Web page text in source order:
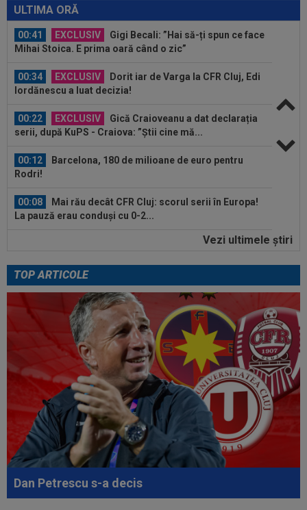
ULTIMA ORĂ
gata să renunțe la CFR și să preia alt club...
00:41 EXCLUSIV
Gigi Becali: ”Hai să-ți spun ce face
Mihai Stoica. E prima oară când o zic”
00:34 EXCLUSIV
Dorit iar de Varga la CFR Cluj, Edi
Iordănescu a luat decizia!
00:22 EXCLUSIV
Gică Craioveanu a dat declarația
serii, după KuPS - Craiova: ”Știi cine mă...
00:12
Barcelona, 180 de milioane de euro pentru
Rodri!
00:08
Mai rău decât CFR Cluj: scorul serii în Europa!
La pauză erau conduși cu 0-2...
Folha, OUT de la CFR Cluj după
23:52 EXCLUSIV
Gigi Becali: ”Am vândut un jucător
pe 3.000.000 €”
EXCLUSIV
Lovitură de proporții: Ioan Varga,
gata să renunțe la CFR și să preia alt club...
00:41 EXCLUSIV
Gigi Becali: ”Hai să-ți spun ce face
Mihai Stoica. E prima oară când o zic”
00:34 EXCLUSIV
Dorit iar de Varga la CFR Cluj, Edi
Iordănescu a luat decizia!
00:22 EXCLUSIV
Gică Craioveanu a dat declarația
serii, după KuPS - Craiova: ”Știi cine mă...
Vezi ultimele ştiri
TOP ARTICOLE
Dan Petrescu s-a decis